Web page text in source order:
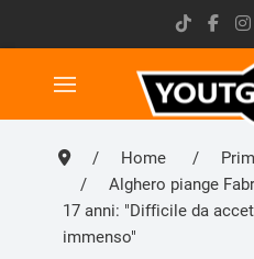
Home
Alghero piange
17 anni: "Difficile da
immenso"